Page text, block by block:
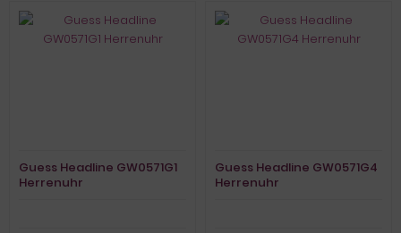
Guess Headline GW0571G1
Herrenuhr
Guess Headline GW0571G4
Herrenuhr